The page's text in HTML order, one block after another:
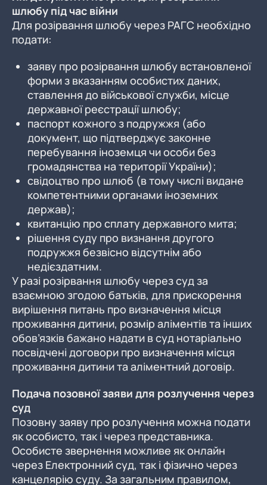
шлюбу під час війни
Для розірвання шлюбу через РАГС необхідно
подати:
заяву про розірвання шлюбу встановленої
форми з вказанням особистих даних,
ставлення до військової служби, місце
державної реєстрації шлюбу;
паспорт кожного з подружжя (або
документ, що підтверджує законне
перебування іноземця чи особи без
громадянства на території України);
свідоцтво про шлюб (в тому числі видане
компетентними органами іноземних
держав);
квитанцію про сплату державного мита;
рішення суду про визнання другого
подружжя безвісно відсутнім або
недієздатним.
У разі розірвання шлюбу через суд за
взаємною згодою батьків, для прискорення
вирішення питань про визначення місця
проживання дитини, розмір аліментів та інших
обов’язків бажано надати в суд нотаріально
посвідчені договори про визначення місця
проживання дитини та аліментний договір.
Подача позовної заяви для розлучення через
суд
Позовну заяву про розлучення можна подати
як особисто, так і через представника.
Особисте звернення можливе як онлайн
через Електронний суд, так і фізично через
канцелярію суду. За загальним правилом,